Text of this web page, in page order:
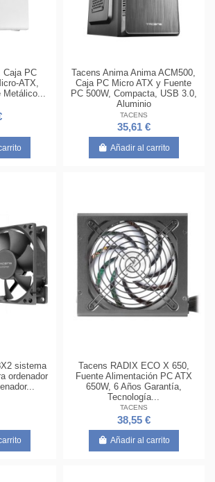
Caja PC
ATX,
Metálico...
Tacens Anima Anima ACM500,
Caja PC Micro ATX y Fuente
PC 500W, Compacta, USB 3.0,
Aluminio
TACENS
35,61 €
Añadir al carrito
sistema
ordenador
Tacens RADIX ECO X 650,
Fuente Alimentación PC ATX
650W, 6 Años Garantía,
Tecnología...
TACENS
38,55 €
Añadir al carrito